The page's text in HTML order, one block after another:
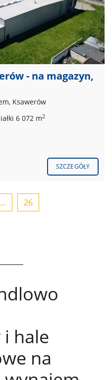
- na magazyn,
Ksawerów
6 072 m2
SZCZEGÓŁY
...
26
i hale
na